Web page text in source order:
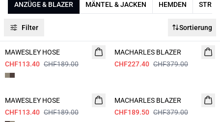
ANZÜGE & BLAZER MÄNTEL & JACKEN HEMDEN
Filter Sortierung
- 40%
MAWESLEY HOSE
CHF113.40 CHF189.00
MACHARLES BLAZER
CHF227.40 CHF379.00
- 40%
MAWESLEY HOSE
CHF113.40 CHF189.00
MACHARLES BLAZER
CHF189.50 CHF379.00